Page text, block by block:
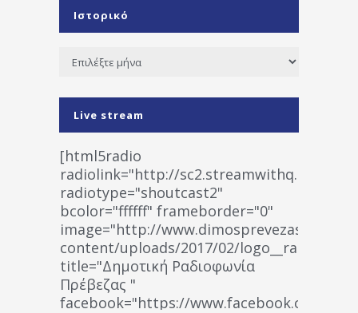
Ιστορικό
Ιστορικό
Live stream
[html5radio
radiolink="http://
radiotype="shoutcast2"
bcolor="ffffff" frameborder="0"
image="http://www.dimosprevezas.gr/wp-
content/uploads/2017/02/
title="Δημοτική Ραδιοφωνία
Πρέβεζας "
facebook="https://www.facebook.com/